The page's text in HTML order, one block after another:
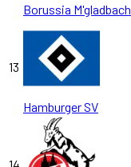
Borussia M'gladbach
13
Hamburger SV